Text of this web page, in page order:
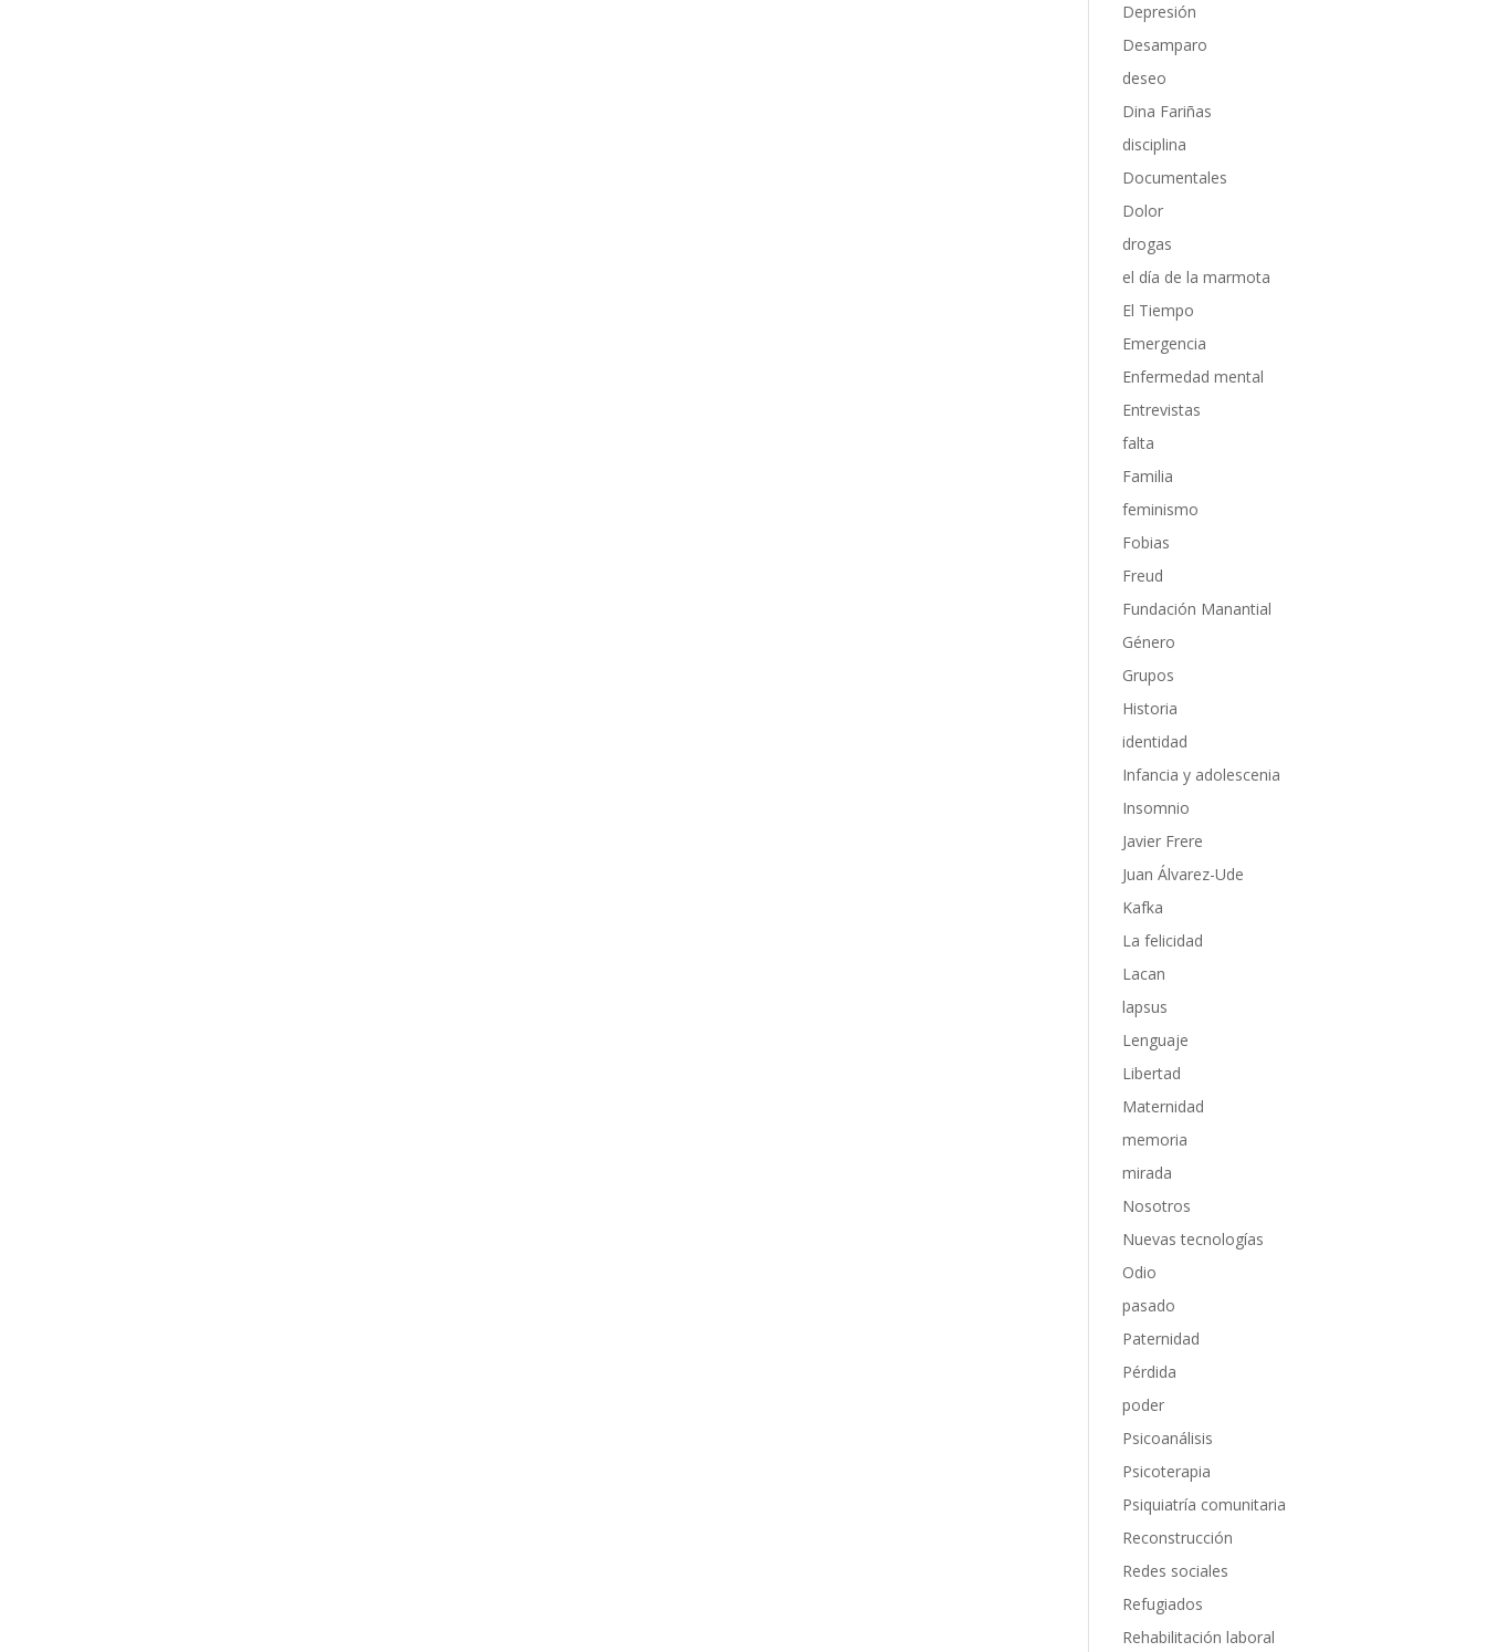
Depresión
Desamparo
deseo
Dina Fariñas
disciplina
Documentales
Dolor
drogas
el día de la marmota
El Tiempo
Emergencia
Enfermedad mental
Entrevistas
falta
Familia
feminismo
Fobias
Freud
Fundación Manantial
Género
Grupos
Historia
identidad
Infancia y adolescenia
Insomnio
Javier Frere
Juan Álvarez-Ude
Kafka
La felicidad
Lacan
lapsus
Lenguaje
Libertad
Maternidad
memoria
mirada
Nosotros
Nuevas tecnologías
Odio
pasado
Paternidad
Pérdida
poder
Psicoanálisis
Psicoterapia
Psiquiatría comunitaria
Reconstrucción
Redes sociales
Refugiados
Rehabilitación laboral